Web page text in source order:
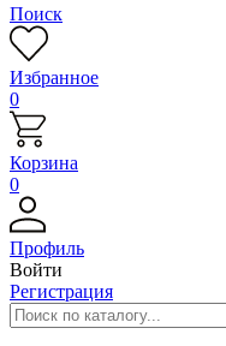
Поиск
Избранное
0
Корзина
0
Профиль
Войти
Регистрация